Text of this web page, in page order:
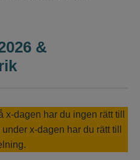
&
x-dagen har du ingen rätt till
x-dagen har du rätt till